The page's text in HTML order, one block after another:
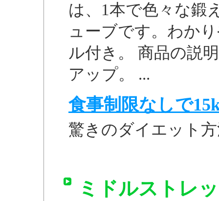
は、1本で色々な鍛
ューブです。わか
ル付き。 商品の説
アップ。 ...
食事制限なしで
驚きのダイエット
ミドルストレ